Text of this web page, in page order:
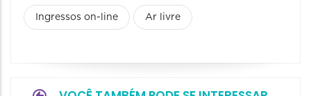
Ingressos on-line Ar livre